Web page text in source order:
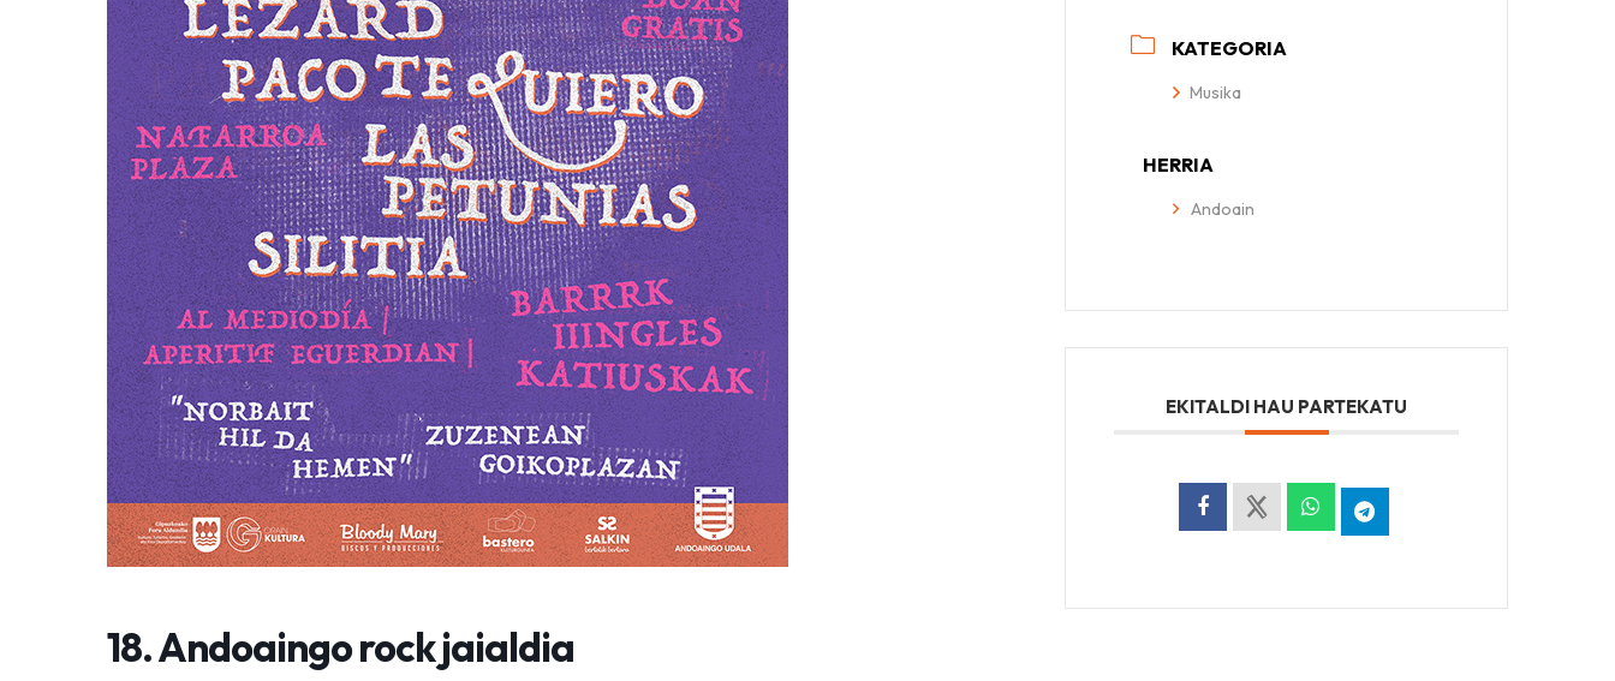
18. Andoaingo rock jaialdia
KATEGORIA
Musika
HERRIA
Andoain
EKITALDI HAU PARTEKATU